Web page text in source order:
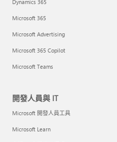
Dynamics 365
Microsoft 365
Microsoft Advertising
Microsoft 365 Copilot
Microsoft Teams
開發人員與 IT
Microsoft 開發人員工具
Microsoft Learn